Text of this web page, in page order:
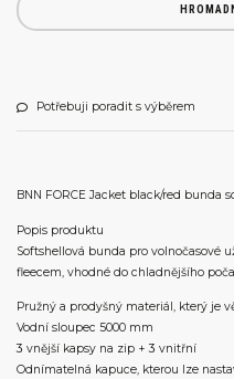
Potřebuji poradit s výběrem
BNN FORCE Jacket black/red bunda
Popis produktu
Softshellová bunda pro volnočasové
fleecem, vhodné do chladnějšího
Pružný a prodyšný materiál, který je
Vodní sloupec 5000 mm
3 vnější kapsy na zip + 3 vnitřní
Odnímatelná kapuce, kterou lze